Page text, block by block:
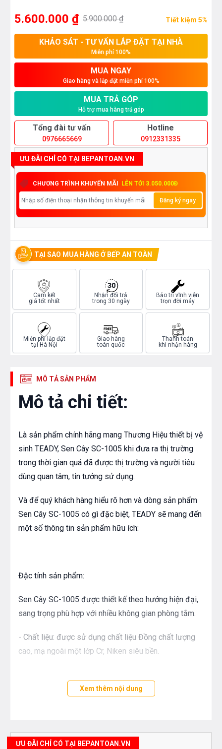
5.600.000 ₫ 5.900.000 ₫ Tiết kiệm 5%
KHẢO SÁT - TƯ VẤN LẮP ĐẶT TẠI NHÀ
Miễn phí 100%
MUA NGAY
Giao hàng và lắp đặt miễn phí 100%
MUA TRẢ GÓP
Hỗ trợ mua hàng trả góp
Tổng đài tư vấn
0976665669
Hotline
0912331335
ƯU ĐÃI CHỈ CÓ TẠI BEPANTOAN.VN
CHƯƠNG TRÌNH KHUYẾN MÃI LÊN TỚI 3.050.000Đ
Đăng ký ngay
TẠI SAO MUA HÀNG Ở BẾP AN TOÀN
Cam kết
giá tốt nhất
Nhận đổi trả
trong 30 ngày
Bảo trì vĩnh viễn
trọn đời máy
Miễn phí lắp đặt
tại Hà Nội
Giao hàng
toàn quốc
Thanh toán
khi nhận hàng
MÔ TẢ SẢN PHẨM
Mô tả chi tiết:
Là sản phẩm chính hãng mang Thương Hiệu thiết bị vệ
sinh TEADY, Sen Cây SC-1005 khi đưa ra thị trường
trong thời gian quá đã được thị trường và người tiêu
dùng quan tâm, tin tưởng sử dụng.
Và để quý khách hàng hiểu rõ hơn và dòng sản phẩm
Sen Cây SC-1005 có gì đặc biệt, TEADY sẽ mang đến
một số thông tin sản phẩm hữu ích:
Đặc tính sản phẩm:
Sen Cây SC-1005 được thiết kế theo hướng hiện đại,
sang trọng phù hợp với nhiều không gian phòng tắm.
- Chất liệu: được sử dụng chất liệu Đồng chất lượng
cao, mạ ngoài một lớp Cr, Niken siêu bền.
- Đường kính ống dẫn nước: Φ20.6
cho diện tích phun mưa lớn, có thể thay đổi chiều
Xem thêm nội dung
ƯU ĐÃI CHỈ CÓ TẠI BEPANTOAN.VN